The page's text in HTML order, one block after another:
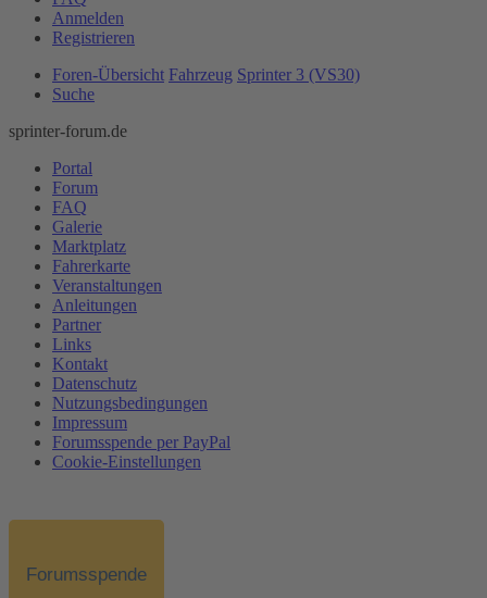
Anmelden
Registrieren
Foren-Übersicht Fahrzeug Sprinter 3 (VS30)
Suche
sprinter-forum.de
Portal
Forum
FAQ
Galerie
Marktplatz
Fahrerkarte
Veranstaltungen
Anleitungen
Partner
Links
Kontakt
Datenschutz
Nutzungsbedingungen
Impressum
Forumsspende per PayPal
Cookie-Einstellungen
Forumsspende